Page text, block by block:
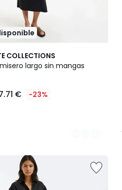
COLLECTIONS
largo sin mangas
€ -23%